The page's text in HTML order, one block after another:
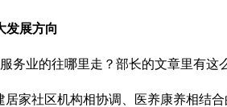
发展方向
务业的往哪里走？部长的文章里有这
居家社区机构相协调、医养康养相结